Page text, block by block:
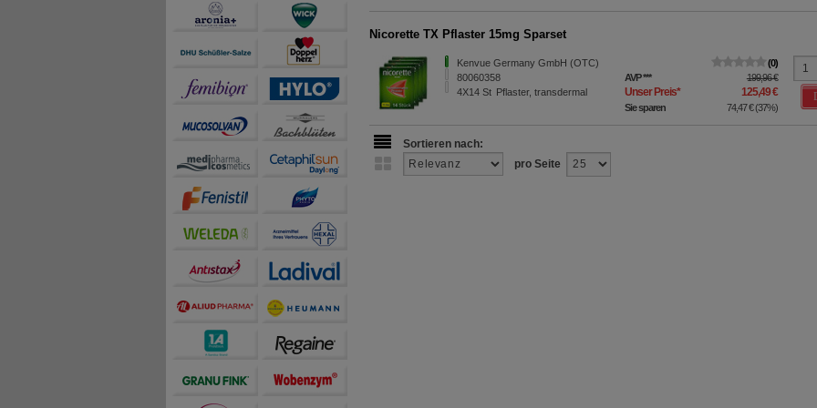
teilweise an Dritte wie z.B. Google oder soziale Medien übertragen werden.
Nicorette TX Pflaster 15mg Sparset
Kenvue Germany GmbH (OTC)
80060358
4X14St Pflaster, transdermal
0
AVP*** 199,96 €
Unser Preis* 125,49 €
Sie sparen 74,47 €(37%)
Sortieren nach:
pro Seite